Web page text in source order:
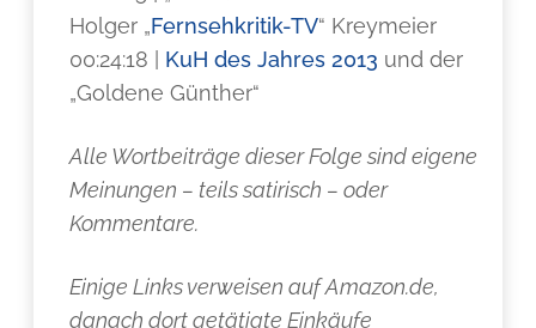
Holger „Fernsehkritik-TV“ Kreymeier
00:24:18 | KuH des Jahres 2013 und der
„Goldene Günther“
Alle Wortbeiträge dieser Folge sind eigene
Meinungen – teils satirisch – oder
Kommentare.
Einige Links verweisen auf Amazon.de,
danach dort getätigte Einkäufe